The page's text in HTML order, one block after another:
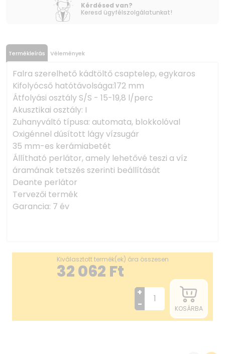
Kérdésed van?
Keresd ügyfélszolgálatunkat!
Termékleírás Vélemények
Falra szerelhető kádtöltő csaptelep, egykaros
Kifolyócső hatótávolsága:172 mm
Átfolyási osztály S/S - 15-19,8 l/perc
Akusztikai osztály: I
Zuhanyváltó típusa: automata, blokkolóval
Oxigénnel dúsított lágy vízsugár
35 mm-es kerámiabetét
Állítható perlátor, amely lehetővé teszi a víz
áramának tetszés szerinti beállítását
Deante perlátor
Tervezői termék
Garancia: 7 év
Kiválasztott termék(ek) ára összesen
32 062 Ft
+
-
KOSÁRBA